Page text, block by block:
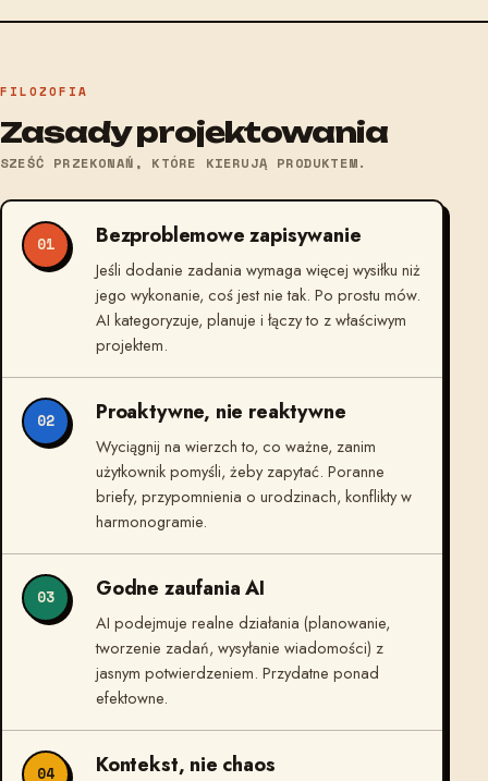
FILOZOFIA
Zasady projektowania
SZEŚĆ PRZEKONAŃ, KTÓRE KIERUJĄ PRODUKTEM.
01 Bezproblemowe zapisywanie
Jeśli dodanie zadania wymaga więcej wysiłku niż
jego wykonanie, coś jest nie tak. Po prostu mów.
AI kategoryzuje, planuje i łączy to z właściwym
projektem.
02 Proaktywne, nie reaktywne
Wyciągnij na wierzch to, co ważne, zanim
użytkownik pomyśli, żeby zapytać. Poranne
briefy, przypomnienia o urodzinach, konflikty w
harmonogramie.
03 Godne zaufania AI
AI podejmuje realne działania (planowanie,
tworzenie zadań, wysyłanie wiadomości) z
jasnym potwierdzeniem. Przydatne ponad
efektowne.
04 Kontekst, nie chaos